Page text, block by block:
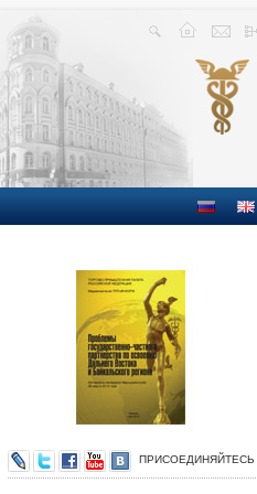
ПРИСОЕДИНЯЙТЕСЬ